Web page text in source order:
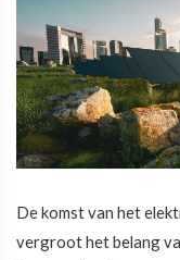
De komst van het
vergroot het belang